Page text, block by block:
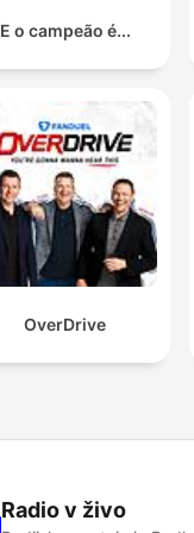
E o campeão é...
OverDrive
Radio v živo